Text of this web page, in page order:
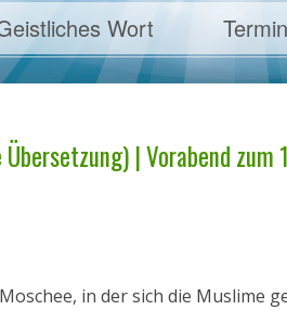
Wort
| Vorabend
in der sich die Muslime